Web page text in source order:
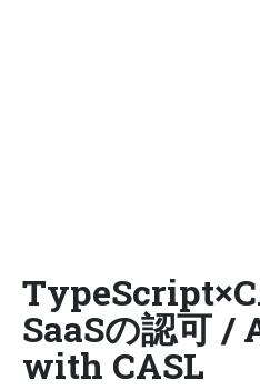
SaaSの認可 /
with CASL